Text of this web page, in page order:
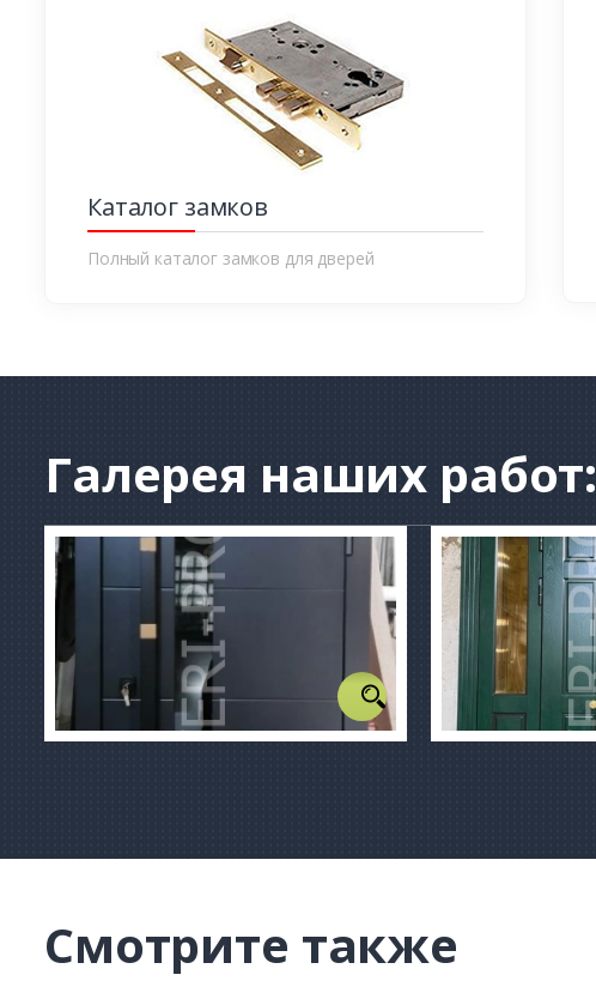
Каталог замков
Полный каталог замков для дверей
Галерея наших работ:
Смотрите также